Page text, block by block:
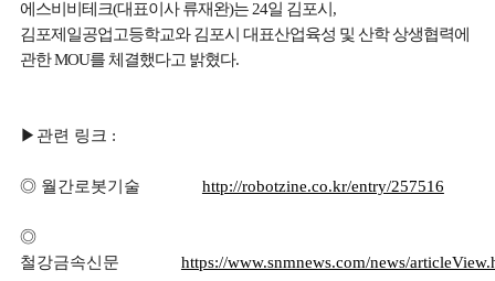
에스비비테크(대표이사 류재완)는24일 김포시 ,
김포제일공업고등학교와 김포시 대표산업육성 및 산학 상생협력에
관한MOU를 체결했다고 밝혔다.
▶관련 링크 :
◎ 월간로봇기술 http://robotzine.co.kr/entry/257516
◎
철강금속신문
https://www.snmnews.com/news/